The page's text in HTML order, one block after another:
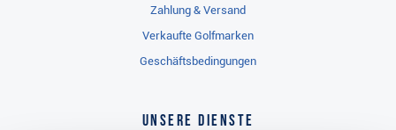
Zahlung & Versand
Verkaufte Golfmarken
Geschäftsbedingungen
Unsere Dienste